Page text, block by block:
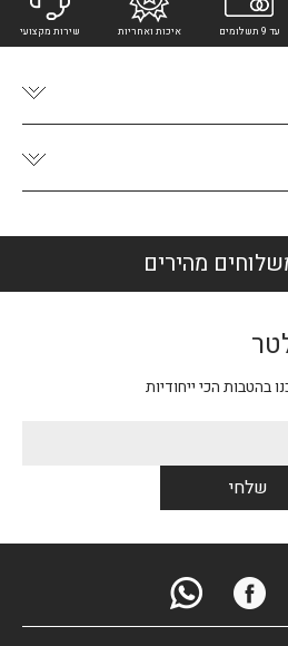
עד 9 תשלומים איכות ואחריות שירות מקצועי
מהירים
בהטבות הכי ייחודיות